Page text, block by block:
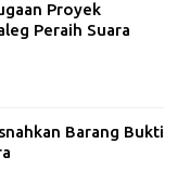
Proyek
Peraih Suara
Barang Bukti